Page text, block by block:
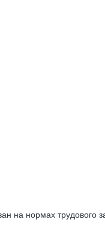
на нормах трудового